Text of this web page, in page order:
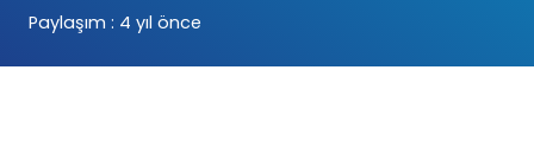
Paylaşım : 4 yıl önce